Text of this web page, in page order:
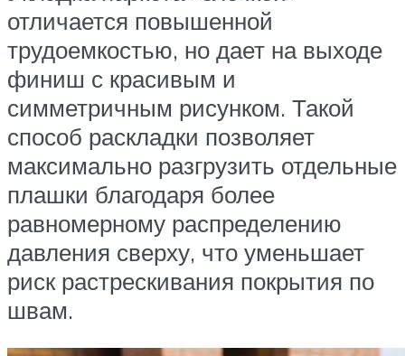
отличается повышенной
трудоемкостью, но дает на выходе
финиш с красивым и
симметричным рисунком. Такой
способ раскладки позволяет
максимально разгрузить отдельные
плашки благодаря более
равномерному распределению
давления сверху, что уменьшает
риск растрескивания покрытия по
швам.